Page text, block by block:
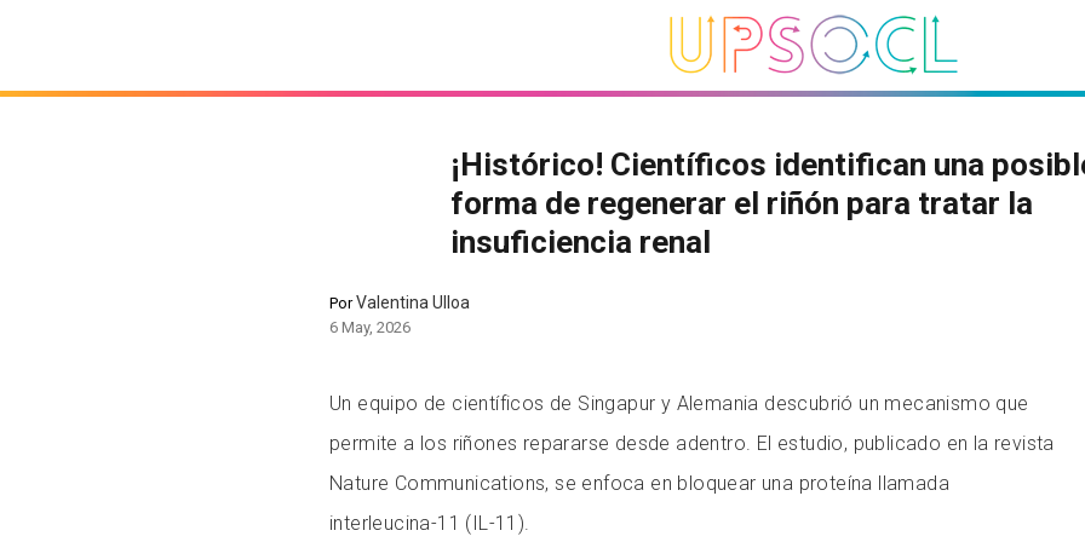
¡Histórico! Científicos identifican una
forma de regenerar el riñón para tratar la
insuficiencia renal
PorValentina Ulloa
6 May, 2026
Un equipo de científicos de Singapur y Alemania descubrió un mecanismo que
permite a los riñones repararse desde adentro. El estudio, publicado en la revista
Nature Communications, se enfoca en bloquear una proteína llamada
interleucina-11 (IL-11).